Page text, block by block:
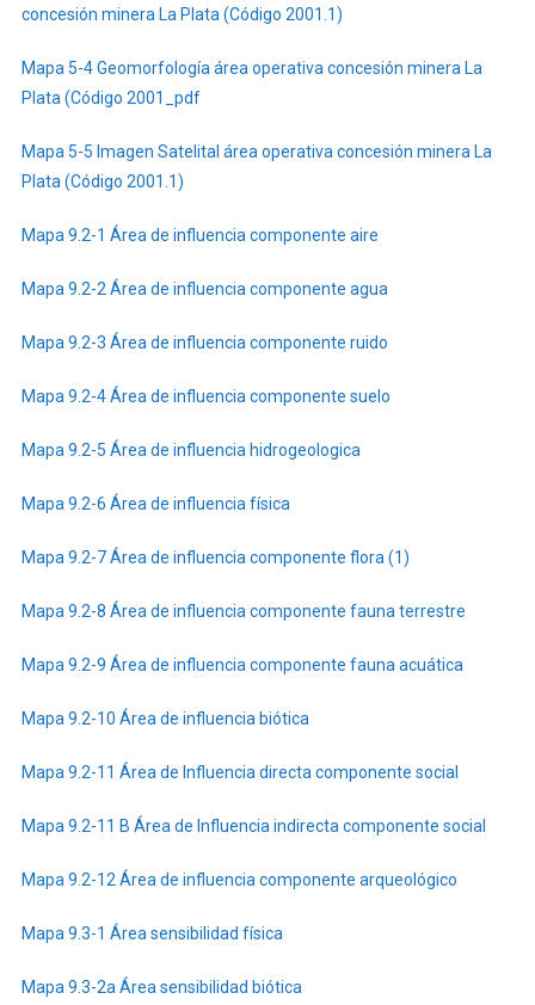
concesión minera La Plata (Código 2001.1)
Mapa 5-4 Geomorfología área operativa concesión minera La
Plata (Código 2001_pdf
Mapa 5-5 Imagen Satelital área operativa concesión minera La
Plata (Código 2001.1)
Mapa 9.2-1 Área de influencia componente aire
Mapa 9.2-2 Área de influencia componente agua
Mapa 9.2-3 Área de influencia componente ruido
Mapa 9.2-4 Área de influencia componente suelo
Mapa 9.2-5 Área de influencia hidrogeologica
Mapa 9.2-6 Área de influencia física
Mapa 9.2-7 Área de influencia componente flora (1)
Mapa 9.2-8 Área de influencia componente fauna terrestre
Mapa 9.2-9 Área de influencia componente fauna acuática
Mapa 9.2-10 Área de influencia biótica
Mapa 9.2-11 Área de Influencia directa componente social
Mapa 9.2-11 B Área de Influencia indirecta componente social
Mapa 9.2-12 Área de influencia componente arqueológico
Mapa 9.3-1 Área sensibilidad física
Mapa 9.3-2a Área sensibilidad biótica